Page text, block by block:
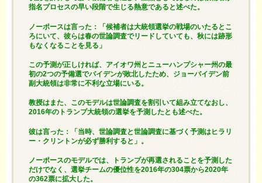
指名プロセスの早い段階で生じる熱意であると述べた。
ノーポースは言った：「候補者は大統領選挙の戦場のいたるとこ
ろにいて、彼らは春の世論調査でリードしていても、秋には跡形
もなくなることを見る」
この予測が正しければ、アイオワ州とニューハンプシャー州の最
初の2つの予備選でバイデンが敗北したため、ジョーバイデン前
副大統領は非常に不利な立場にいる。
教授はまた、このモデルは世論調査を割引いて組み立てなおし、
2016年のトランプ大統領の選挙を予測したとも述べた。
彼は言った：「当時、世論調査と世論調査に基づく予測はヒラリ
ー・クリントンが必ず勝利すると」。
ノーポースのモデルでは、トランプが再選されることを予測した
だけでなく、選挙チームの優位性を2016年の304票から2020年
の362票に拡大した。